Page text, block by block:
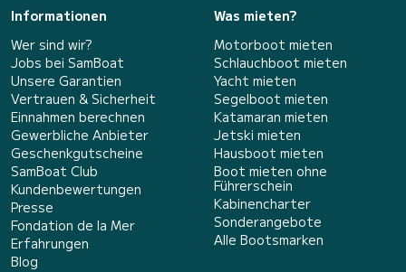
Informationen
Wer sind wir?
Jobs bei SamBoat
Unsere Garantien
Vertrauen & Sicherheit
Einnahmen berechnen
Gewerbliche Anbieter
Geschenkgutscheine
SamBoat Club
Kundenbewertungen
Presse
Fondation de la Mer
Erfahrungen
Blog
Was mieten?
Motorboot mieten
Schlauchboot mieten
Yacht mieten
Segelboot mieten
Katamaran mieten
Jetski mieten
Hausboot mieten
Boot mieten ohne
Führerschein
Kabinencharter
Sonderangebote
Alle Bootsmarken